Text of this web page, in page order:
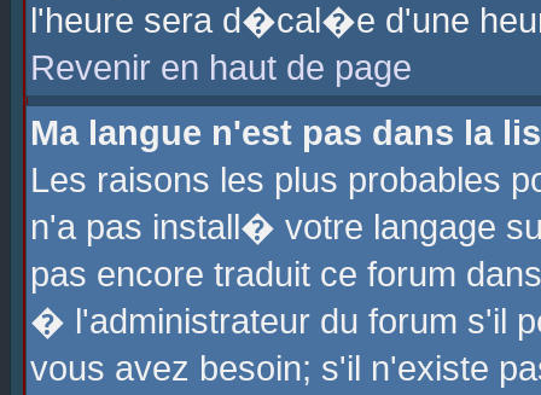
l'heure sera d�cal�e d'une
Revenir en haut de page
Ma langue n'est pas dans la
Les raisons les plus probables
n'a pas install� votre langage
pas encore traduit ce forum
� l'administrateur du forum s'il
vous avez besoin; s'il n'existe